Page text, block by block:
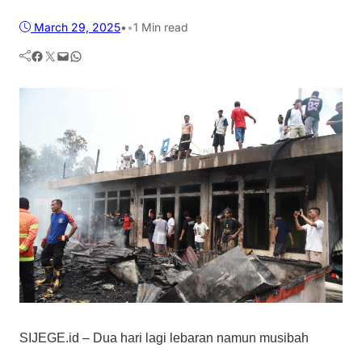
March 29, 2025• •1 Min read
Facebook Twitter Mail WhatsApp
SIJEGE.id – Dua hari lagi lebaran namun musibah